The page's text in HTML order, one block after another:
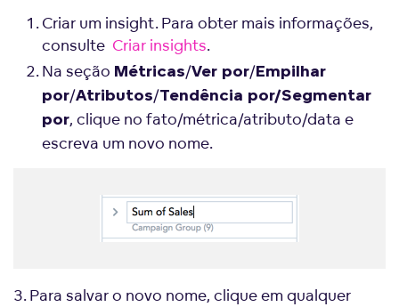
Criar um insight. Para obter mais informações,
consulte Criar insights.
Na seção Métricas/Ver por/Empilhar
por/Atributos/Tendência por/Segmentar
por, clique no fato/métrica/atributo/data e
escreva um novo nome.
3. Para salvar o novo nome, clique em qualquer